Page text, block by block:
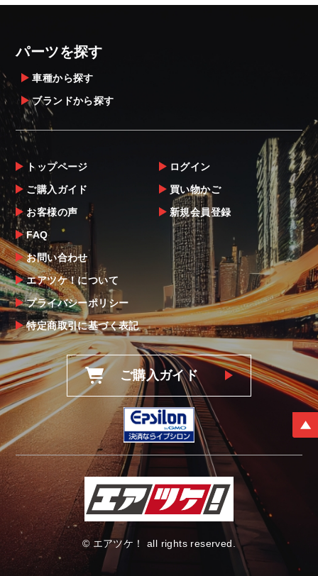
・発送先に、塗装・取付店等の業者様をご指
・メーカーによっては、配送先が自動車関連
業者でなければ、配送出来ないことがあるこ
とは予めご了承ください。
お届け商品について
商品到着後は速やかに開封のうえ、中身をご
確認下さい。
当社ならびにメーカーでは販売する商品に万
全を期すよう尽力しておりますが、
万一、商品に不具合があった場合は商品出荷
後5日以内にご連絡をお願いします。
なお、塗装・加工・装着後の交換や返品は、
理由を問わず一切お受けできません。
商品の不具合や状況は写真等をお願いする場
合もございますので、ご協力をお願いしま
す。
明らかに当社またはメーカーに瑕疵が認めら
れる場合（商品誤発送・初期不良・運送破損
等）につきましては、
当社よりメーカー・運送会社へ状況報告・確
認の上、同等品・代替品への交換対応の手配
をさせて頂きます。
尚、やむを得ず同等品・代替品をご用意出来
ない場合はご返金とさせて頂きます。
お客様のお支払い方法に関わらず、ご返金は
銀行振込となりますことを予めご了承下さ
い。
パーツを探す
車種から探す
ブランドから探す
トップページ
ご購入ガイド
お客様の声
FAQ
お問い合わせ
エアツケ！について
プライバシーポリシー
特定商取引に基づく表記
ログイン
買い物かご
新規会員登録
ご購入ガイド
© エアツケ！ all rights reserved.